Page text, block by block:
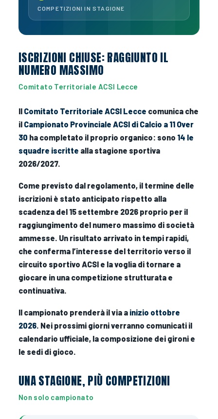
COMPETIZIONI IN STAGIONE
ISCRIZIONI CHIUSE: RAGGIUNTO IL
NUMERO MASSIMO
Comitato Territoriale ACSI Lecce
Il Comitato Territoriale ACSI Lecce comunica che
il Campionato Provinciale ACSI di Calcio a 11 Over
30 ha completato il proprio organico: sono 14 le
squadre iscritte alla stagione sportiva
2026/2027.
Come previsto dal regolamento, il termine delle
iscrizioni è stato anticipato rispetto alla
scadenza del 15 settembre 2026 proprio per il
raggiungimento del numero massimo di società
ammesse. Un risultato arrivato in tempi rapidi,
che conferma l’interesse del territorio verso il
circuito sportivo ACSI e la voglia di tornare a
giocare in una competizione strutturata e
continuativa.
Il campionato prenderà il via a inizio ottobre
2026. Nei prossimi giorni verranno comunicati il
calendario ufficiale, la composizione dei gironi e
le sedi di gioco.
UNA STAGIONE, PIÙ COMPETIZIONI
Non solo campionato